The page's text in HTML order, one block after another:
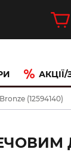
(12594140)